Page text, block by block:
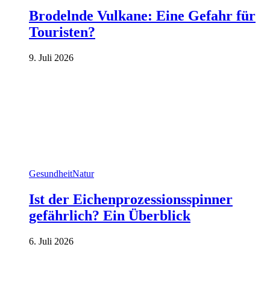
Brodelnde Vulkane: Eine Gefahr für
Touristen?
9. Juli 2026
GesundheitNatur
Ist der Eichenprozessionsspinner
gefährlich? Ein Überblick
6. Juli 2026